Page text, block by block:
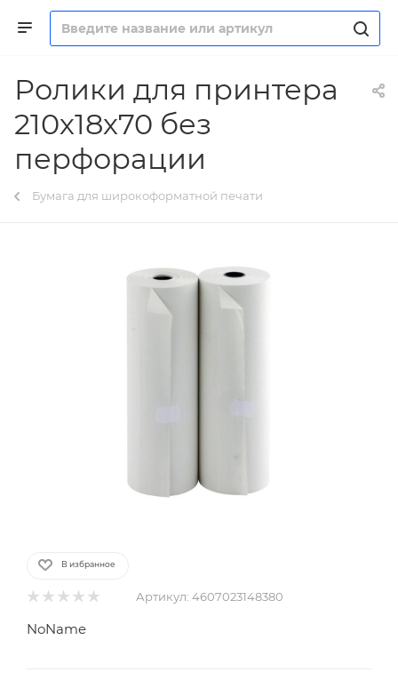
Ролики для принтера
210х18х70 без
перфорации
Бумага для широкоформатной печати
В избранное
Артикул: 4607023148380
NoName